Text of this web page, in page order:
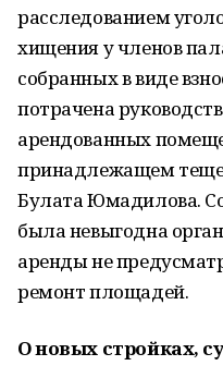
расследованием
хищения у членов
собранных в виде
потрачена
арендованных
принадлежащем
Булата Юмадилова.
была невыгодна
аренды не
ремонт площадей.
О новых стройках,